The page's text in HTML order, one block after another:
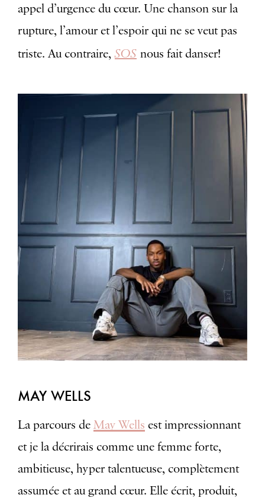
appel d’urgence du cœur. Une chanson sur la
rupture, l’amour et l’espoir qui ne se veut pas
triste. Au contraire, SOS nous fait danser!
MAY WELLS
La parcours deMay Wells est impressionnant
et je la décrirais comme une femme forte,
ambitieuse, hyper talentueuse, complètement
assumée et au grand cœur. Elle écrit, produit,